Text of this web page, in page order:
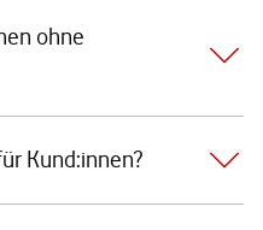
ohne
Kund:innen?